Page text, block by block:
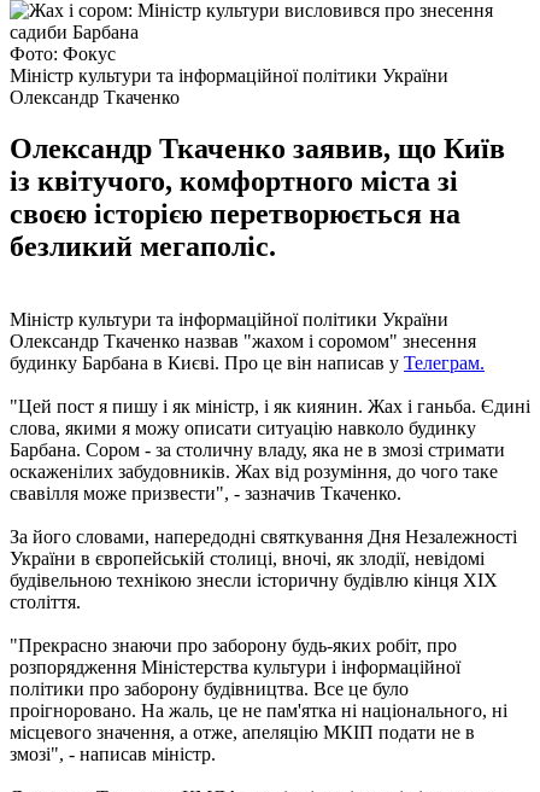
Фото: Фокус
Міністр культури та інформаційної політики України
Олександр Ткаченко
Олександр Ткаченко заявив, що Київ
із квітучого, комфортного міста зі
своєю історією перетворюється на
безликий мегаполіс.
Міністр культури та інформаційної політики України
Олександр Ткаченко назвав "жахом і соромом" знесення
будинку Барбана в Києві. Про це він написав у Телеграм.
"Цей пост я пишу і як міністр, і як киянин. Жах і ганьба. Єдині
слова, якими я можу описати ситуацію навколо будинку
Барбана. Сором - за столичну владу, яка не в змозі стримати
оскаженілих забудовників. Жах від розуміння, до чого таке
свавілля може призвести", - зазначив Ткаченко.
За його словами, напередодні святкування Дня Незалежності
України в європейській столиці, вночі, як злодії, невідомі
будівельною технікою знесли історичну будівлю кінця XIX
століття.
"Прекрасно знаючи про заборону будь-яких робіт, про
розпорядження Міністерства культури і інформаційної
політики про заборону будівництва. Все це було
проігноровано. На жаль, це не пам'ятка ні національного, ні
місцевого значення, а отже, апеляцію МКІП подати не в
змозі", - написав міністр.